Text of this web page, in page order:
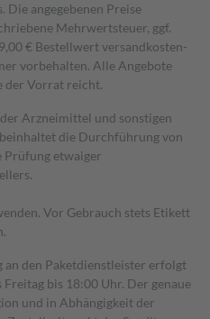
Die angegebenen Preise
Mehrwertsteuer, ggf.
€ Bestell­wert versand­kosten­
vorbehalten. Alle Angebote
der Vorrat reicht.
Arzneimittel und sonstigen
die Durchführung von
Prüfung etwaiger
Vor Gebrauch stets Etikett
an den Paketdienstleister erfolgt
bis 18:00 Uhr. Der genaue
und in Abhängigkeit der